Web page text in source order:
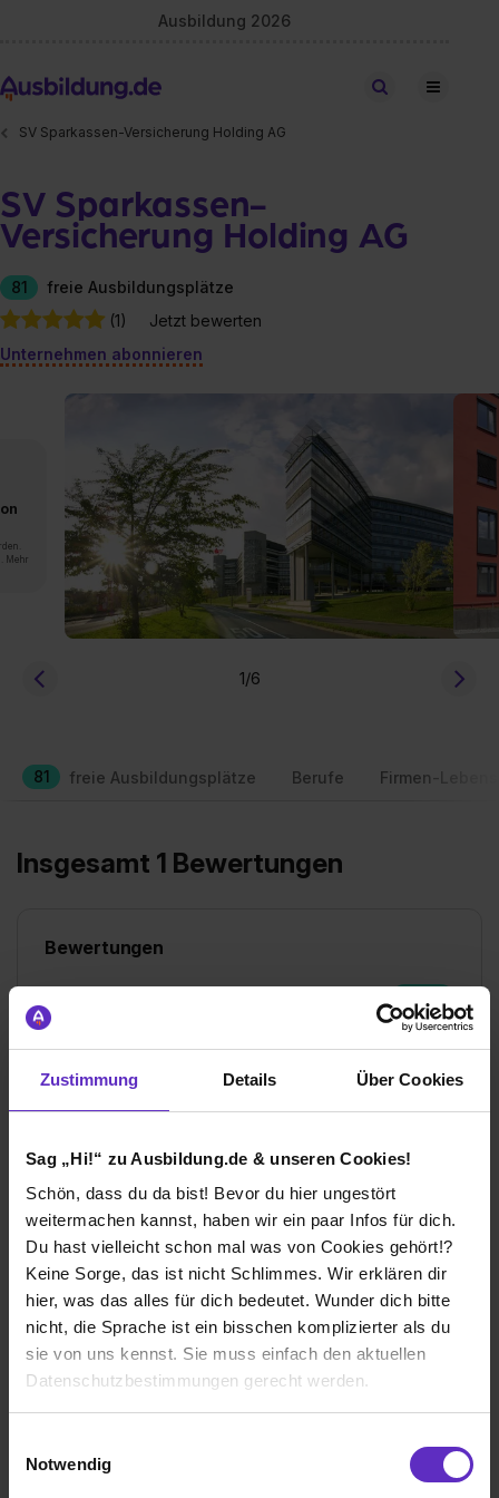
Zustimmung Details Über Cookies
Sag „Hi!“ zu Ausbildung.de & unseren Cookies!
Schön, dass du da bist! Bevor du hier ungestört
weitermachen kannst, haben wir ein paar Infos für dich.
Du hast vielleicht schon mal was von Cookies gehört!?
Keine Sorge, das ist nicht Schlimmes. Wir erklären dir
hier, was das alles für dich bedeutet. Wunder dich bitte
nicht, die Sprache ist ein bisschen komplizierter als du
sie von uns kennst. Sie muss einfach den aktuellen
Datenschutzbestimmungen gerecht werden.
Notwendig
Ausbildung 2026
Stellen finden
SV Sparkassen-Versicherung Holding AG
SV Sparkassen-
Versicherung Holding AG
81
freie Ausbildungsplätze
(1)
Jetzt bewerten
Unternehmen abonnieren
Mehr
1/6
81 freie Ausbildungsplätze Berufe Firmen-
Insgesamt 1 Bewertungen
Ich würde diese Firma
Bewertungen
Gesamtbewertung
Bewerte jetzt deine Ausbildung